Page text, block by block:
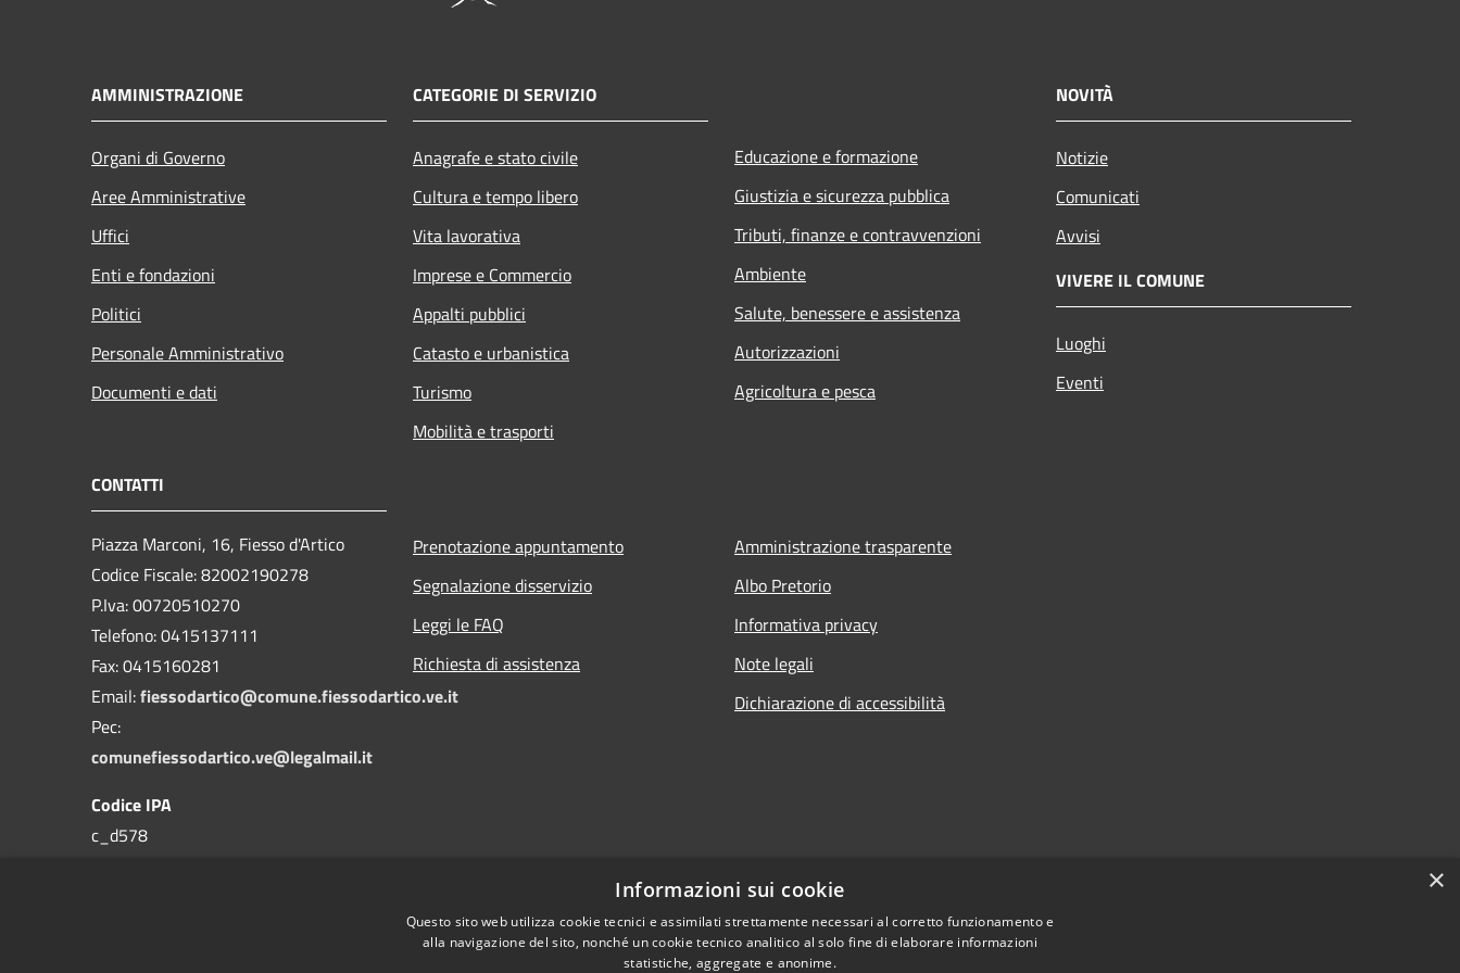
AMMINISTRAZIONE
Organi di Governo
Aree Amministrative
Uffici
Enti e fondazioni
Politici
Personale Amministrativo
Documenti e dati
CATEGORIE DI SERVIZIO
Anagrafe e stato civile
Cultura e tempo libero
Vita lavorativa
Imprese e Commercio
Appalti pubblici
Catasto e urbanistica
Turismo
Mobilità e trasporti
Educazione e formazione
Giustizia e sicurezza pubblica
Tributi, finanze e contravvenzioni
Ambiente
Salute, benessere e assistenza
Autorizzazioni
Agricoltura e pesca
NOVITÀ
Notizie
Comunicati
Avvisi
VIVERE IL COMUNE
Luoghi
Eventi
CONTATTI
Piazza Marconi, 16, Fiesso d'Artico
Codice Fiscale: 82002190278
P.Iva: 00720510270
Telefono:0415137111
Fax:0415160281
Email:fiessodartico@comune.fiessodartico.ve.it
Pec:
comunefiessodartico.ve@legalmail.it
Codice IPA
c_d578
Prenotazione appuntamento
Segnalazione disservizio
Leggi le FAQ
Richiesta di assistenza
Amministrazione trasparente
Albo Pretorio
Informativa privacy
Note legali
Dichiarazione di accessibilità
×
Informazioni sui cookie
Questo sito web utilizza cookie tecnici e assimilati strettamente necessari al corretto funzionamento e
alla navigazione del sito, nonché un cookie tecnico analitico al solo fine di elaborare informazioni
statistiche, aggregate e anonime.